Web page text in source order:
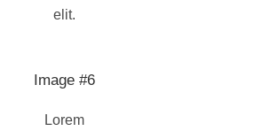
elit.
Image #6
Lorem